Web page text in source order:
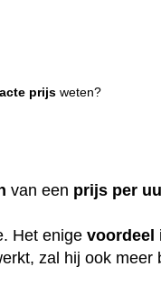
prijs weten?
van een prijs per
Het enigevoordeel
zal hij ook meer